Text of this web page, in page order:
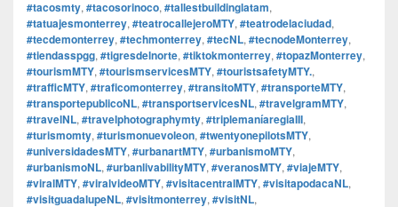
#tacosmty, #tacosorinoco, #tallestbuildinglatam,
#tatuajesmonterrey, #teatrocallejeroMTY, #teatrodelaciudad,
#tecdemonterrey, #techmonterrey, #tecNL, #tecnodeMonterrey,
#tiendasspgg, #tigresdelnorte, #tiktokmonterrey, #topazMonterrey,
#tourismMTY, #tourismservicesMTY, #touristsafetyMTY.,
#trafficMTY, #traficomonterrey, #transitoMTY, #transporteMTY,
#transportepublicoNL, #transportservicesNL, #travelgramMTY,
#travelNL, #travelphotographymty, #triplemaníaregiaIII,
#turismomty, #turismonuevoleon, #twentyonepilotsMTY,
#universidadesMTY, #urbanartMTY, #urbanismoMTY,
#urbanismoNL, #urbanlivabilityMTY, #veranosMTY, #viajeMTY,
#viralMTY, #viralvideoMTY, #visitacentralMTY, #visitapodacaNL,
#visitguadalupeNL, #visitmonterrey, #visitNL,